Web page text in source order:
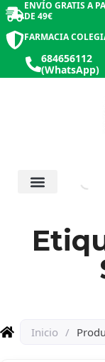
ENVÍO GRATIS A
DE 49€
FARMACIA
684656112
(WhatsApp)
Inicio /